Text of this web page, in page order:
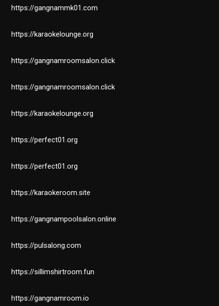
https://gangnammk01.com
https://karaokelounge.org
https://gangnamroomsalon.click
https://gangnamroomsalon.click
https://karaokelounge.org
https://perfect01.org
https://perfect01.org
https://karaokeroom.site
https://gangnampoolsalon.online
https://pulsalong.com
https://sillimshirtroom.fun
https://gangnamroom.io